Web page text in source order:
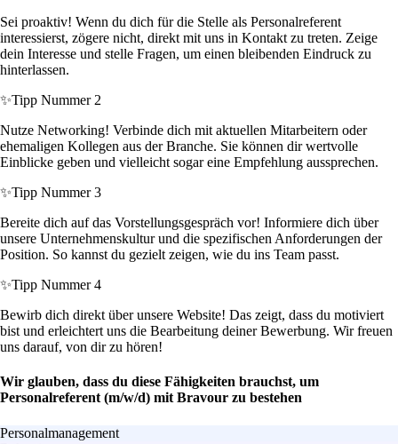
Sei proaktiv! Wenn du dich für die Stelle als Personalreferent
interessierst, zögere nicht, direkt mit uns in Kontakt zu treten. Zeige
dein Interesse und stelle Fragen, um einen bleibenden Eindruck zu
hinterlassen.
✨Tipp Nummer 2
Nutze Networking! Verbinde dich mit aktuellen Mitarbeitern oder
ehemaligen Kollegen aus der Branche. Sie können dir wertvolle
Einblicke geben und vielleicht sogar eine Empfehlung aussprechen.
✨Tipp Nummer 3
Bereite dich auf das Vorstellungsgespräch vor! Informiere dich über
unsere Unternehmenskultur und die spezifischen Anforderungen der
Position. So kannst du gezielt zeigen, wie du ins Team passt.
✨Tipp Nummer 4
Bewirb dich direkt über unsere Website! Das zeigt, dass du motiviert
bist und erleichtert uns die Bearbeitung deiner Bewerbung. Wir freuen
uns darauf, von dir zu hören!
Wir glauben, dass du diese Fähigkeiten brauchst, um
Personalreferent (m/w/d) mit Bravour zu bestehen
Personalmanagement